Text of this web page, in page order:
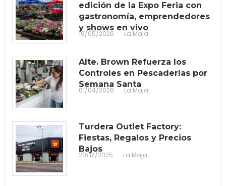
edición de la Expo Feria con
gastronomía, emprendedores
y shows en vivo
16/05/2026 La Maja
Alte. Brown Refuerza los
Controles en Pescaderías por
Semana Santa
01/04/2026 La Maja
Turdera Outlet Factory:
Fiestas, Regalos y Precios
Bajos
20/12/2025 La Maja